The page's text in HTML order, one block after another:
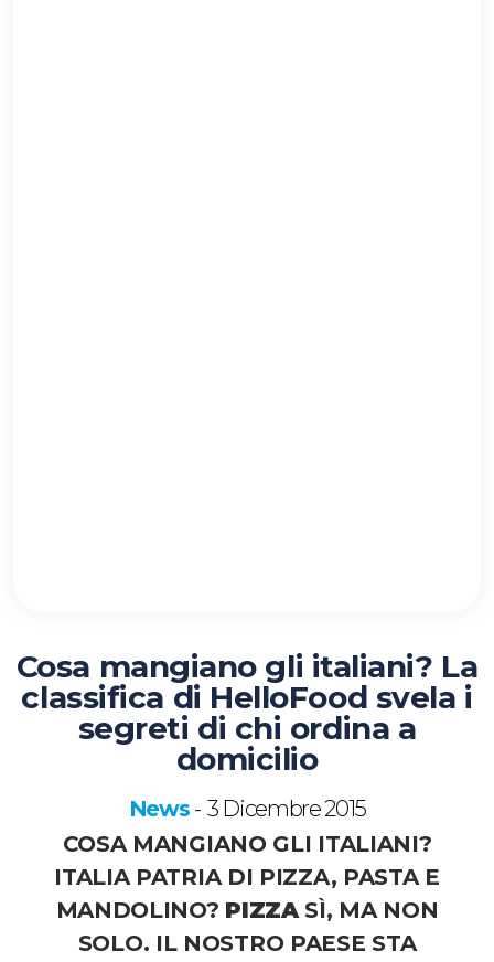
Cosa mangiano gli italiani? La
classifica di HelloFood svela i
segreti di chi ordina a
domicilio
News - 3 Dicembre 2015
COSA MANGIANO GLI ITALIANI?
ITALIA PATRIA DI PIZZA, PASTA E
MANDOLINO? PIZZASÌ, MA NON
SOLO. IL NOSTRO PAESE STA